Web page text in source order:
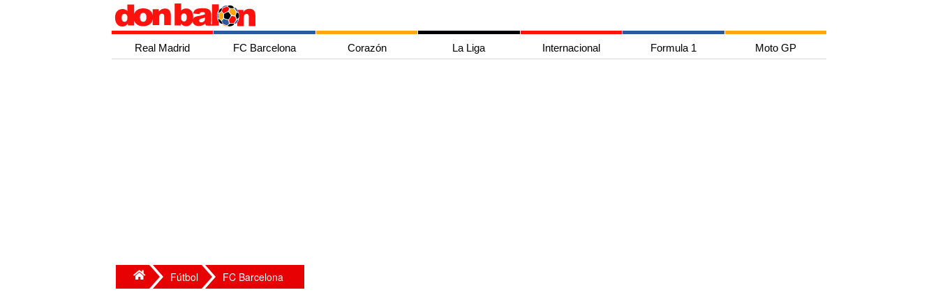
Real Madrid FC Barcelona Corazón La Liga Internacional Formula 1 Moto GP
Fútbol FC Barcelona